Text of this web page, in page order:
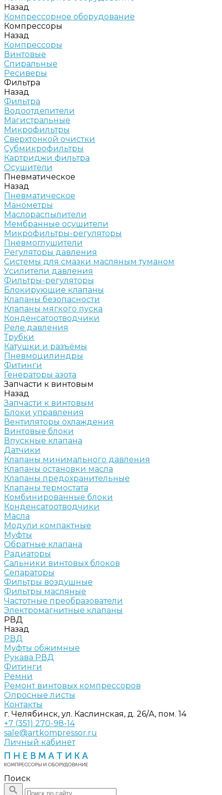
Назад
Компрессорное оборудование
Компрессоры
Назад
Компрессоры
Винтовые
Спиральные
Ресиверы
Фильтра
Назад
Фильтра
Водоотделители
Магистральные
Микрофильтры
Сверхтонкой очистки
Субмикрофильтры
Картриджи фильтра
Осушители
Пневматическое
Назад
Пневматическое
Манометры
Маслораспылители
Мембранные осушители
Микрофильтры-регуляторы
Пневмоглушители
Регуляторы давления
Системы для смазки масляным туманом
Усилители давления
Фильтры-регуляторы
Блокирующие клапаны
Клапаны безопасности
Клапаны мягкого пуска
Конденсатоотводчики
Реле давления
Трубки
Катушки и разъёмы
Пневмоцилиндры
Фитинги
Генераторы азота
Запчасти к винтовым
Назад
Запчасти к винтовым
Блоки управления
Вентиляторы охлаждения
Винтовые блоки
Впускные клапана
Датчики
Клапаны минимального давления
Клапаны остановки масла
Клапаны предохранительные
Клапаны термостата
Комбинированные блоки
Конденсатоотводчики
Масла
Модули компактные
Муфты
Обратные клапана
Радиаторы
Сальники винтовых блоков
Сепараторы
Фильтры воздушные
Фильтры масляные
Частотные преобразователи
Электромагнитные клапаны
РВД
Назад
РВД
Муфты обжимные
Рукава РВД
Фитинги
Ремни
Ремонт винтовых компрессоров
Опросные листы
Контакты
г. Челябинск, ул. Каслинская, д. 26/А, пом. 14
+7 (351) 270-98-14
sale@artkompressor.ru
Личный кабинет
Поиск